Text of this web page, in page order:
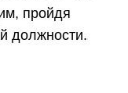
пройдя
должности.